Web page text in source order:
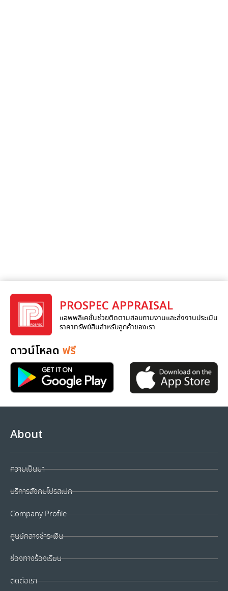
PROSPEC APPRAISAL
แอพพลิเคชั่นช่วยติดตามสอบถามงานและส่งงานประเมิน
ราคาทรัพย์สินสำหรับลูกค้าของเรา
ดาวน์โหลด ฟรี
About
ความเป็นมา
บริการสังคมโปรสเปค
Company Profile
ศูนย์กลางชำระเงิน
ช่องทางร้องเรียน
ติดต่อเรา